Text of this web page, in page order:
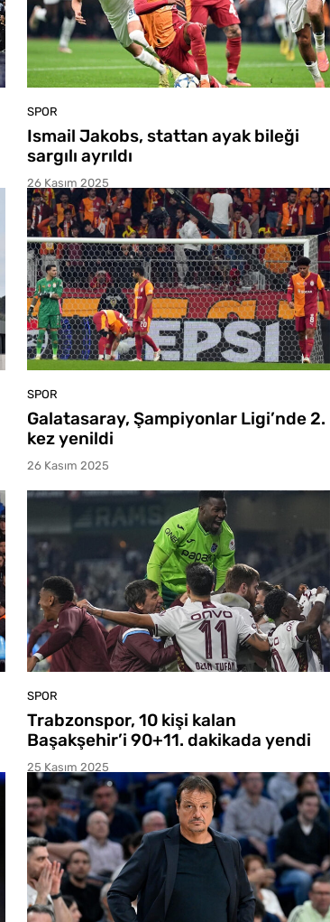
SPOR
Ismail Jakobs, stattan ayak bileği
sargılı ayrıldı
26 Kasım 2025
SPOR
Galatasaray, Şampiyonlar Ligi’nde 2.
kez yenildi
26 Kasım 2025
SPOR
Trabzonspor, 10 kişi kalan
Başakşehir’i 90+11. dakikada yendi
25 Kasım 2025